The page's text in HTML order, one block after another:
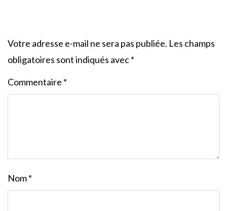
Votre adresse e-mail ne sera pas publiée. Les champs
obligatoires sont indiqués avec*
Commentaire *
Nom*